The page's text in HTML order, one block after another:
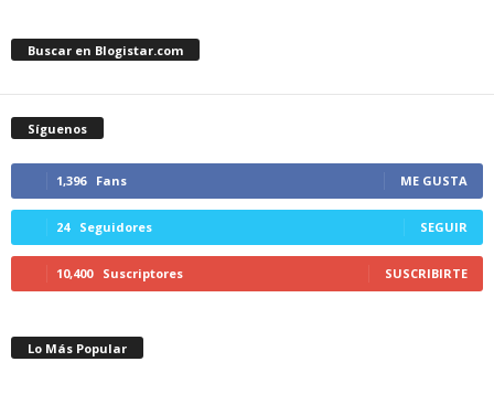
Buscar en Blogistar.com
Síguenos
1,396 Fans ME GUSTA
24 Seguidores SEGUIR
10,400 Suscriptores SUSCRIBIRTE
Lo Más Popular